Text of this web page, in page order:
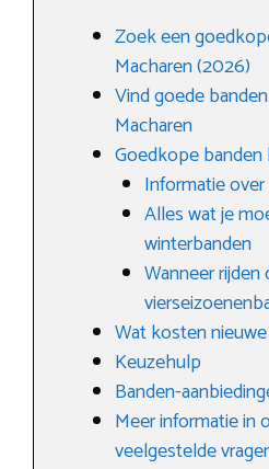
Zoek een
Macharen (2026)
Vind goede
Macharen
Goedkope
Informatie
Alles wat je
winterbanden
Wanneer rijden
Wat kosten
Keuzehulp
Banden-
Meer informatie in
veelgestelde